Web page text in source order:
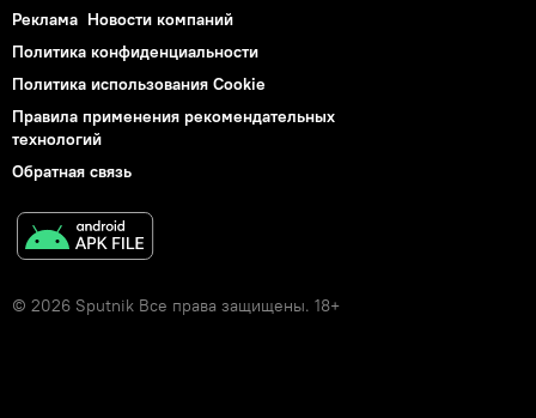
Реклама Новости компаний
Политика конфиденциальности
Политика использования Cookie
Правила применения рекомендательных
технологий
Обратная связь
© 2026 Sputnik Все права защищены. 18+